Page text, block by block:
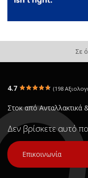
Σε
4.7 (198
Στοκ από Ανταλλακτικά
Δεν βρίσκετε αυτό
Επικοινωνία